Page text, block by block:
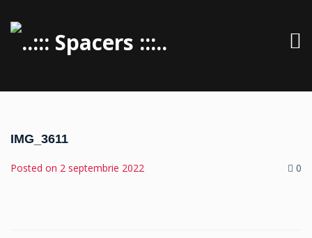
IMG_3611
Posted on 2 septembrie 2022 0